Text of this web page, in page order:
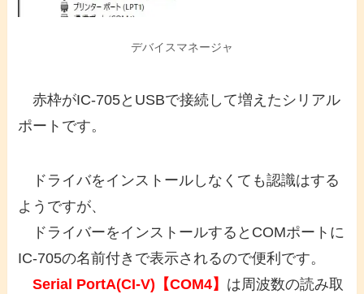
デバイスマネージャ
赤枠がIC-705とUSBで接続して増えたシリアル
ポートです。
ドライバをインストールしなくても認識はする
ようですが、
ドライバーをインストールするとCOMポートに
IC-705の名前付きで表示されるので便利です。
Serial PortA(CI-V)【COM4】 は周波数の読み取